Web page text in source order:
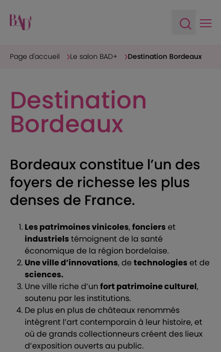
Page d'accueil Le salon BAD+ Destination Bordeaux
Destination
Bordeaux
Bordeaux constitue l’un des
foyers de richesse les plus
denses de France.
Les patrimoines vinicoles,fonciers et
industriels témoignent de la santé
économique de la région bordelaise.
Une ville d’innovations, detechnologies et de
sciences.
Une ville riche d’un fort patrimoine culturel,
soutenu par les institutions.
De plus en plus de châteaux renommés
intègrent l’art contemporain à leur histoire, et
où de grands collectionneurs créent des lieux
d’exposition ouverts au public.